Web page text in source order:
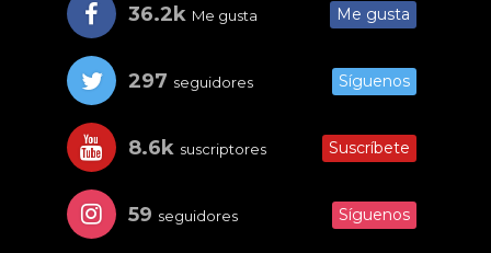
36.2k Me gusta Me gusta
297 seguidores Síguenos
8.6k suscriptores Suscríbete
59 seguidores Síguenos